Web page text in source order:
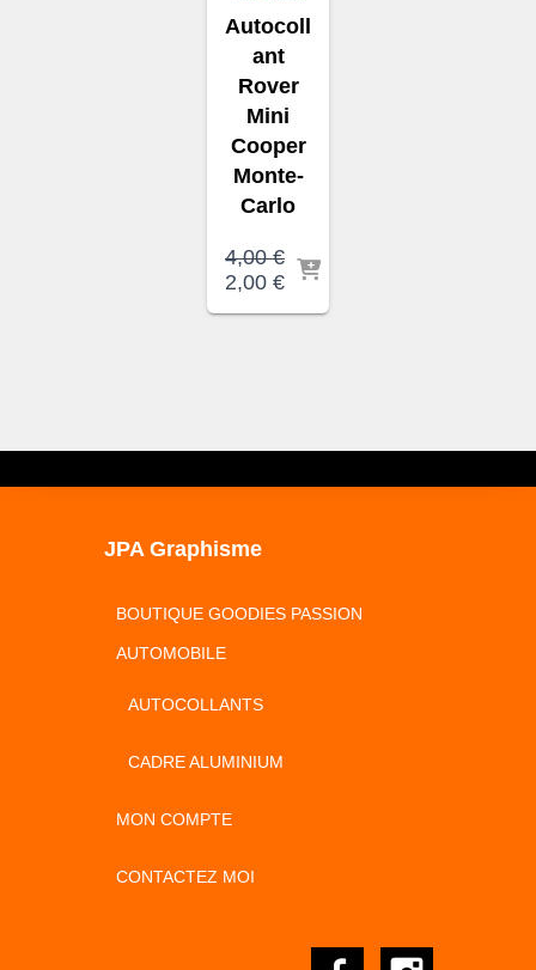
Autocoll
ant
Rover
Mini
Cooper
Monte-
Carlo
4,00€
Le
2,00 €Le
JPA Graphisme
BOUTIQUE GOODIES PASSION
AUTOMOBILE
AUTOCOLLANTS
CADRE ALUMINIUM
MON COMPTE
CONTACTEZ MOI